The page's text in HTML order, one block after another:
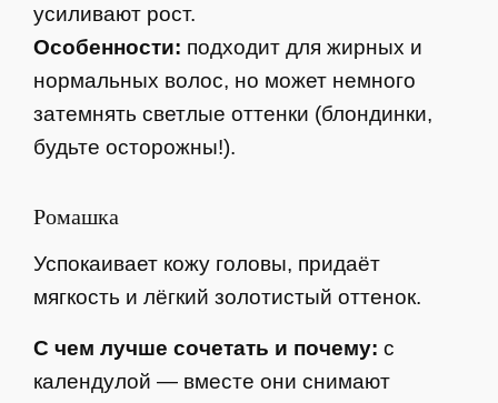
усиливают рост.
Особенности: подходит для жирных и
нормальных волос, но может немного
затемнять светлые оттенки (блондинки,
будьте осторожны!).
Ромашка
Успокаивает кожу головы, придаёт
мягкость и лёгкий золотистый оттенок.
С чем лучше сочетать и почему: с
календулой — вместе они снимают